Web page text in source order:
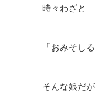
時々わざと
「おみそし
そんな娘だ